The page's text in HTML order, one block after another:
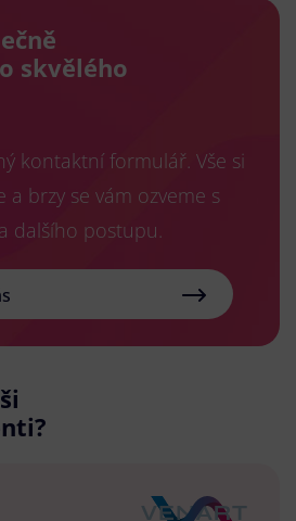
skvělého
kontaktní formulář. Vše si
a brzy se vám ozveme s
dalšího postupu.